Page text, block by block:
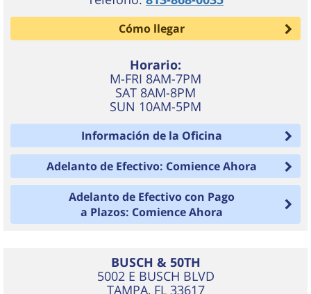
Cómo llegar
Horario:
M-FRI 8AM-7PM
SAT 8AM-8PM
SUN 10AM-5PM
Información de la Oficina
Adelanto de Efectivo: Comience Ahora
Adelanto de Efectivo con Pago
a Plazos: Comience Ahora
BUSCH & 50TH
5002 E BUSCH BLVD
TAMPA, FL 33617